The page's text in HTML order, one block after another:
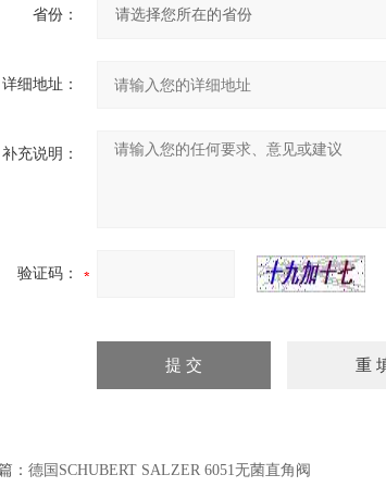
省份：
详细地址：
补充说明：
验证码：
： 德国SCHUBERT SALZER 6051无菌直角阀